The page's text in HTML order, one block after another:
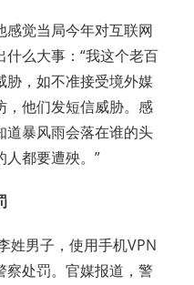
感觉当局今年对互联网
么大事：“我这个老百
胁，如不准接受境外媒
，他们发短信威胁。感
道暴风雨会落在谁的头
人都要遭殃。”
姓男子，使用手机VPN
察处罚。官媒报道，警